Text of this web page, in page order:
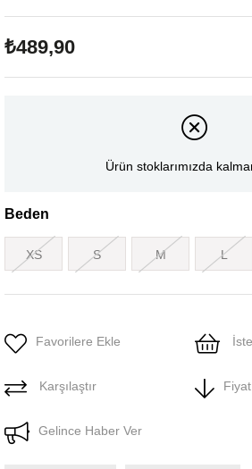
₺489,90
Ürün stoklarımızda
Beden
XS S M L
Favorilere Ekle
Karşılaştır
Gelince Haber Ver